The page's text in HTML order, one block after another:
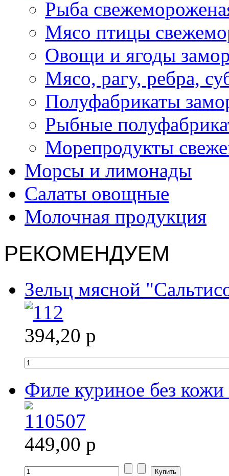
Рыба
Мясо птицы
Овощи и ягоды
Мясо, рагу, ребра,
Полуфабрикаты
Рыбные
Морепродукты
Морсы и лимонады
Салаты овощные
Молочная продукция
РЕКОМЕНДУЕМ
Зельц мясной
394,20 р
Филе куриное без
449,00 р